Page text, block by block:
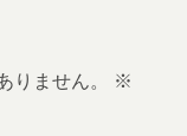
ません。
※